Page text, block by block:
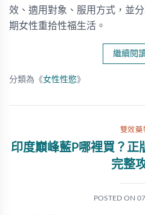
效、適用對象、服用方式，並
期女性重拾性福生活。
繼續閱
分類為《女性性慾》
雙效藥
印度巔峰藍P哪裡買？正
完整
POSTED ON